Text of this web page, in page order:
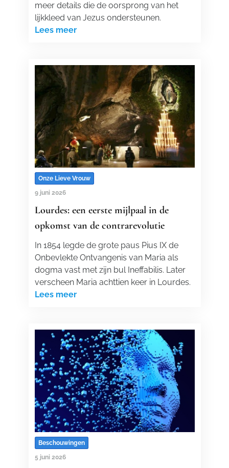
meer details die de oorsprong van het
lijkkleed van Jezus ondersteunen.
Lees meer
Onze Lieve Vrouw
9 juni 2026
Lourdes: een eerste mijlpaal in de
opkomst van de contrarevolutie
In 1854 legde de grote paus Pius IX de
Onbevlekte Ontvangenis van Maria als
dogma vast met zijn bul Ineffabilis. Later
verscheen Maria achttien keer in Lourdes.
Lees meer
Beschouwingen
5 juni 2026